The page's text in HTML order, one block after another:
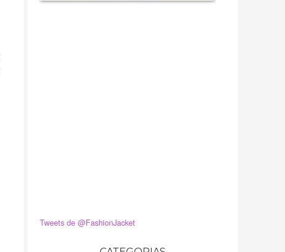
Tweets de @FashionJacket